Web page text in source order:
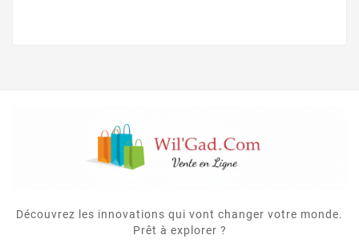
Découvrez les innovations qui vont changer votre monde.
Prêt à explorer ?